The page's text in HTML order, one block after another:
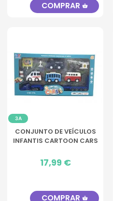
COMPRAR shopping_basket
3A
CONJUNTO DE VEÍCULOS
INFANTIS CARTOON CARS
Preço
17,99 €
COMPRAR shopping_basket